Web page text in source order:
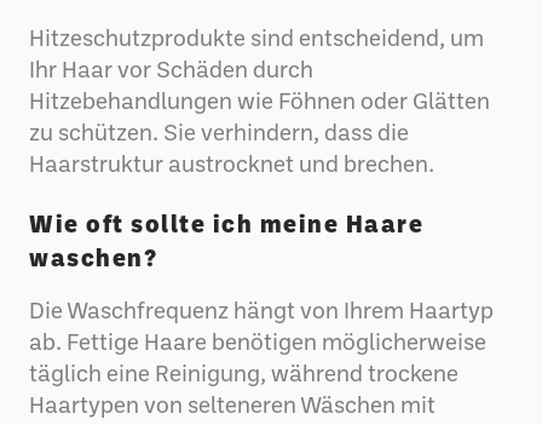
Hitzeschutzprodukte sind entscheidend, um
Ihr Haar vor Schäden durch
Hitzebehandlungen wie Föhnen oder Glätten
zu schützen. Sie verhindern, dass die
Haarstruktur austrocknet und brechen.
Wie oft sollte ich meine Haare
waschen?
Die Waschfrequenz hängt von Ihrem Haartyp
ab. Fettige Haare benötigen möglicherweise
täglich eine Reinigung, während trockene
Haartypen von selteneren Wäschen mit